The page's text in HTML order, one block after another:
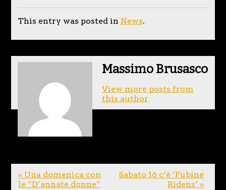
This entry was posted in News.
Massimo Brusasco
View more posts from
this author
« Una domenica con
le “D’annate donne”
Sabato 16 c’è ‘Fubine
Ridens’ »